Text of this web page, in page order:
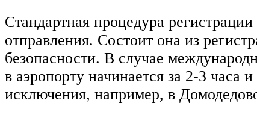
Стандартная процедура
отправления. Состоит она из
безопасности. В случае
в аэропорту начинается за 2-3 часа
исключения, например, в